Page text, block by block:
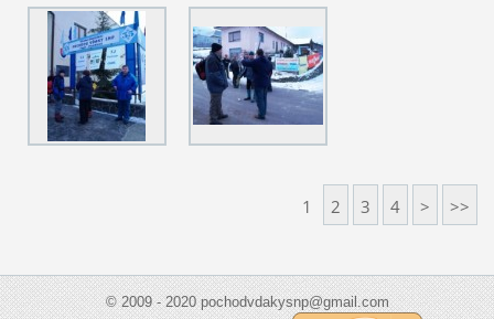
1 2 3 4 > >>
© 2009 - 2020 pochodvdakysnp@gmail.com